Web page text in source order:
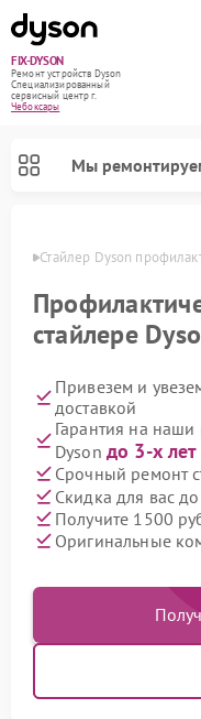
FIX-DYSON
Ремонт устройств Dyson
Специализированный
cервисный центр г.
Чебоксары
Мы
Стайлер Dyson
стайлере
Привезем и
доставкой
Гарантия на
Dyson до 3-х лет
Срочный ремонт
Скидка для вас до
Получите 1500
Оригинальные